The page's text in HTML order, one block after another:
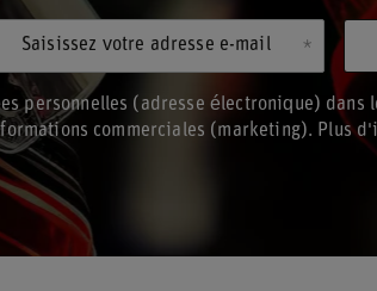
Saisissez votre adresse e-mail
personnelles (adresse électronique) dans
commerciales (marketing). Plus